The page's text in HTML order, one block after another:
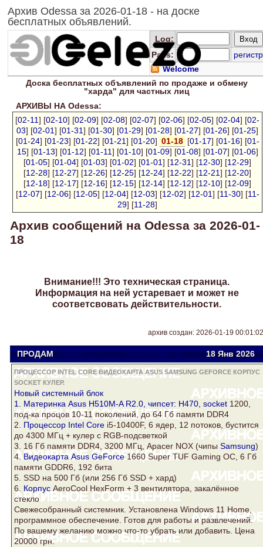
Архив Odessa за 2026-01-18 - на доске
бесплатных объявлений.
Log:
Pass:
регистр
Welcome
Доска бесплатныхобъявлений по продаже и обмену
"харда" для частных лиц
АРХИВЫ НА Odessa:
[02-11] [02-10] [02-09] [02-08] [02-07] [02-06] [02-05] [02-04] [02-
03] [02-01] [01-31] [01-30] [01-29] [01-28] [01-27] [01-26] [01-25]
[01-24] [01-23] [01-22] [01-21] [01-20] 01-18 [01-17] [01-16] [01-
15] [01-13] [01-12] [01-11] [01-10] [01-09] [01-08] [01-07] [01-06]
[01-05] [01-04] [01-03] [01-02] [01-01] [12-31] [12-30] [12-29]
[12-28] [12-27] [12-26] [12-25] [12-24] [12-22] [12-21] [12-20]
[12-18] [12-17] [12-16] [12-15] [12-14] [12-12] [12-10] [12-09]
[12-07] [12-06] [12-05] [12-04] [12-03] [12-02] [12-01] [11-30] [11-
29] [11-28]
Архив сообщений на Odessa за 2026-01-
18
Внимание!!! Это техническая страница.
Информация на ней устаревает и может не
соответсвовать действительности.
архив создан: 2026-01-19 00:01:02
ПРОДАМ Viator viatora@ukr.net 18 Янв2026
ПРОЦЕССОР INTEL CORE ВИДЕОКАРТА ASUS SAMSUNG GEFORCE КОРПУС
SOCKET КУЛЕР.
Новый системный блок
1. Материнка Asus H510M-A R2.0, чипсет: H470, socket 1200,
под-ка процов 10-11 поколений, до 64 Гб памяти DDR4
2. Процессор Intel Core i5-10400F, 6 ядер, 12 потоков, бустится
до 4300 МГц + кулер c RGB-подсветкой
3. 16 Гб памяти DDR4, 3200 МГц, Apacer NOX (чипы Samsung)
4.Видеокарта Asus GeForce1660 Super TUF Gaming OC, 6 Гб
памяти GDDR6, 192 бита
5. SSD на 500 Гб (или 256 Гб SSD + хард)
6. Корпус AeroCool HexForm + 3 вентилятора, закалённое
стекло
Свежесобранный системник. Установлена Windows 11 Home,
программное обеспечение. Готов для работы и развлечений.
По вашему желанию можно что-то убрать или добавить. Цена
20000 грн.